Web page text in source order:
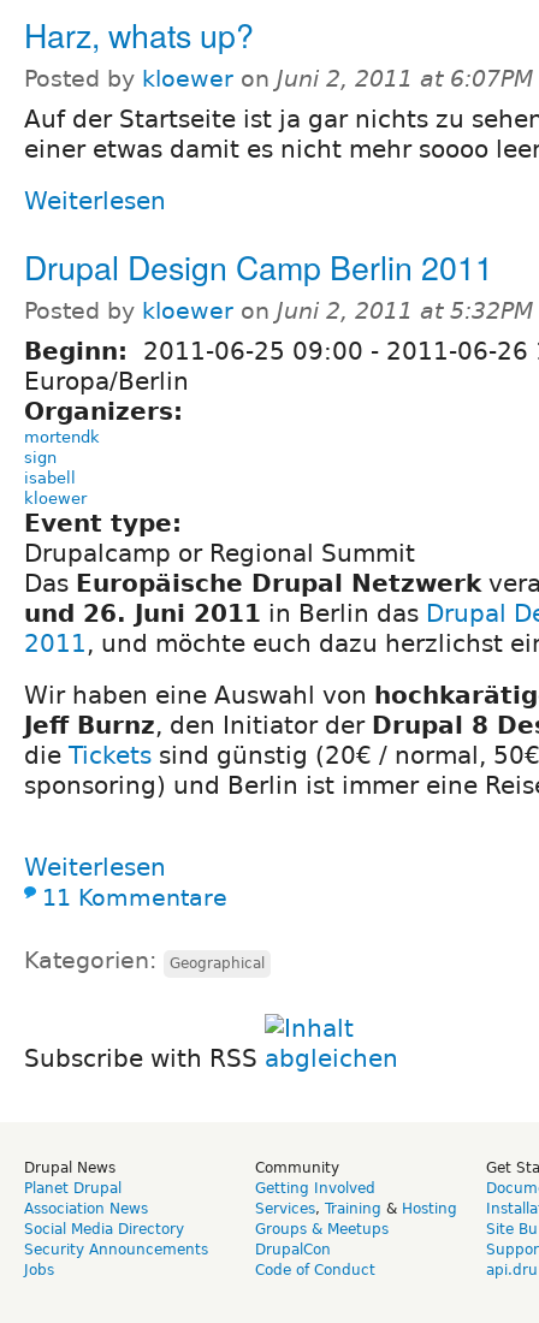
Harz, whats up?
Posted by kloewer on Juni 2, 2011 at 6:07PM
Auf der Startseite ist ja gar nichts zu
einer etwas damit es nicht mehr soooo
Weiterlesen
Drupal Design Camp Berlin 2011
Posted by kloewer on Juni 2, 2011 at 5:32PM
Beginn: 2011-06-25 09:00 - 2011-06-26
Europa/Berlin
Organizers:
mortendk
sign
isabell
kloewer
Event type:
Drupalcamp or Regional Summit
Das Europäische Drupal Netzwerk
und 26. Juni 2011 in Berlin das Drupal
2011, und möchte euch dazu herzlichst
Wir haben eine Auswahl von
Jeff Burnz, den Initiator der Drupal 8
die Tickets sind günstig (20€ / normal,
sponsoring) und Berlin ist immer eine
Weiterlesen
11 Kommentare
Kategorien: Geographical
Subscribe with RSS
Drupal News
Planet Drupal
Association News
Social Media Directory
Security Announcements
Jobs
Community
Getting Involved
Services, Training & Hosting
Groups & Meetups
DrupalCon
Code of Conduct
Get
Site